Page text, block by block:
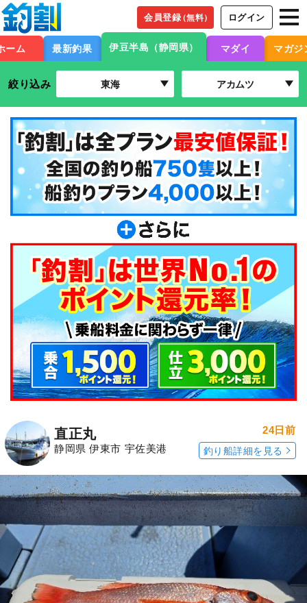
会員登録（無料） ログイン
ーム 最新釣果 伊豆半島（静岡県） マダイ マガジ
絞り込み 東海 アカムツ
直正丸
静岡県 伊東市 宇佐美港
24日前
釣り船詳細を見る